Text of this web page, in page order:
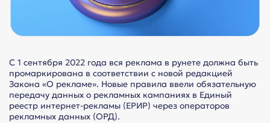
С 1 сентября 2022 года вся реклама в рунете должна быть
промаркирована в соответствии с новой редакцией
Закона «О рекламе». Новые правила ввели обязательную
передачу данных о рекламных кампаниях в Единый
реестр интернет-рекламы (ЕРИР) через операторов
рекламных данных (ОРД).